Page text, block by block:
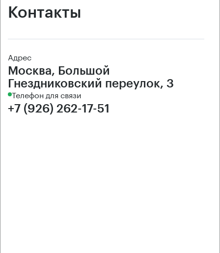
Контакты
Адрес
Москва, Большой
Гнездниковский переулок, 3
Телефон для связи
+7 (926) 262-17-51